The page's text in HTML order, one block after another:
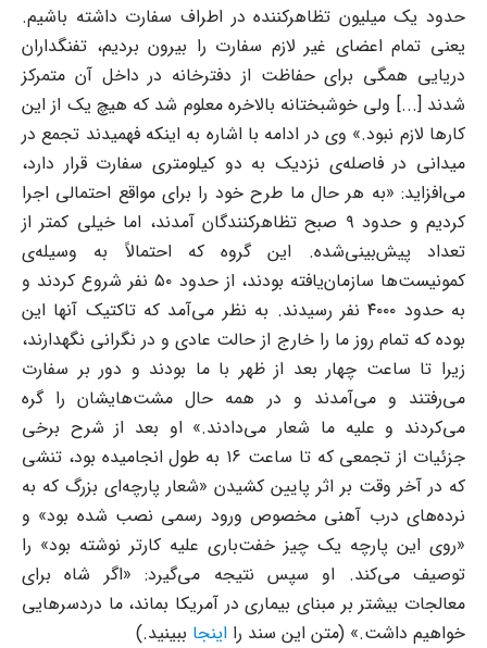
حدود یک میلیون تظاهرکننده در اطراف سفارت داشته باشیم.
یعنی تمام اعضای غیر لازم سفارت را بیرون بردیم، تفنگداران
دریایی همگی برای حفاظت از دفترخانه در داخل آن متمرکز
شدند [...] ولی خوشبختانه بالاخره معلوم شد که هیچ یک از این
کارها لازم نبود.» وی در ادامه با اشاره به اینکه فهمیدند تجمع در
میدانی در فاصله‌ی نزدیک به دو کیلومتری سفارت قرار دارد،
می‌افزاید: «به هر حال ما طرح خود را برای مواقع احتمالی اجرا
کردیم و حدود ۹ صبح تظاهرکنندگان آمدند، اما خیلی کمتر از
تعداد پیش‌بینی‌شده. این گروه که احتمالاً به وسیله‌ی
کمونیست‌ها سازمان‌یافته بودند، از حدود ۵۰ نفر شروع کردند و
به حدود ۴۰۰۰ نفر رسیدند. به نظر می‌آمد که تاکتیک آنها این
بوده که تمام روز ما را خارج از حالت عادی و در نگرانی نگهدارند،
زیرا تا ساعت چهار بعد از ظهر با ما بودند و دور بر سفارت
می‌رفتند و می‌آمدند و در همه حال مشت‌هایشان را گره
می‌کردند و علیه ما شعار می‌دادند.» او بعد از شرح برخی
جزئیات از تجمعی که تا ساعت ۱۶ به طول انجامیده بود، تنشی
که در آخر وقت بر اثر پایین کشیدن «شعار پارچه‌ای بزرگ که به
نرده‌های درب آهنی مخصوص ورود رسمی نصب شده بود» و
«روی این پارچه یک چیز خفت‌باری علیه کارتر نوشته بود» را
توصیف می‌کند. او سپس نتیجه می‌گیرد: «اگر شاه برای
معالجات بیشتر بر مبنای بیماری در آمریکا بماند، ما دردسرهایی
خواهیم داشت.» (متن این سند را اینجا ببینید.)